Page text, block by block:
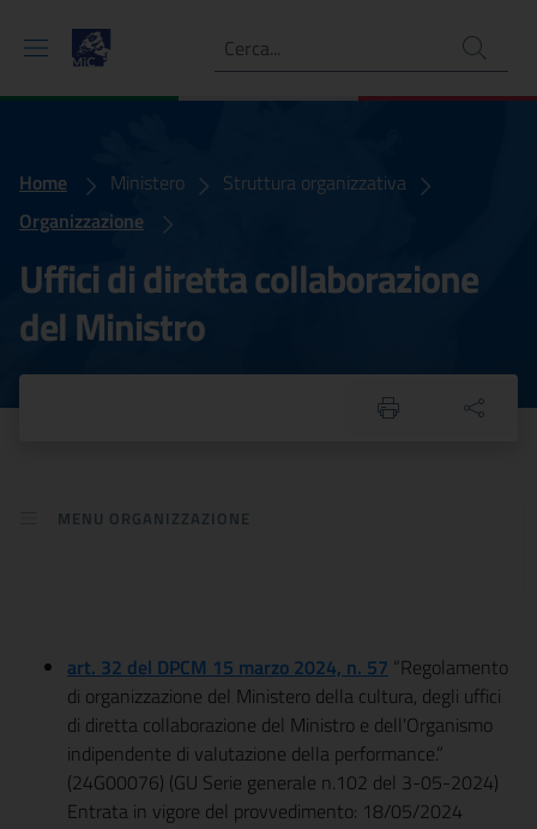
Ricerca
Home Ministero
Struttura organizzativa
Organizzazione
Uffici diretta collaborazione
Uffici di diretta collaborazione
del Ministro
MENU ORGANIZZAZIONE
art. 32 del DPCM 15 marzo 2024, n. 57 “Regolamento
di organizzazione del Ministero della cultura, degli uffici
di diretta collaborazione del Ministro e dell'Organismo
indipendente di valutazione della performance.”
(24G00076) (GU Serie generale n.102 del 3-05-2024)
Entrata in vigore del provvedimento: 18/05/2024